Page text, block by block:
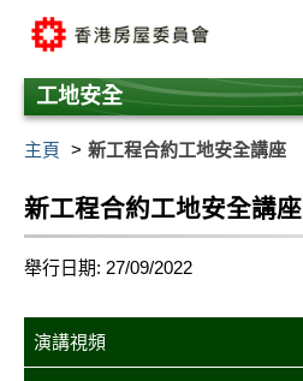
要
內
工地安全
主頁 新工程合約工地安全講座
新工程合約工地安全講座
舉行日期: 27/09/2022
演講視頻